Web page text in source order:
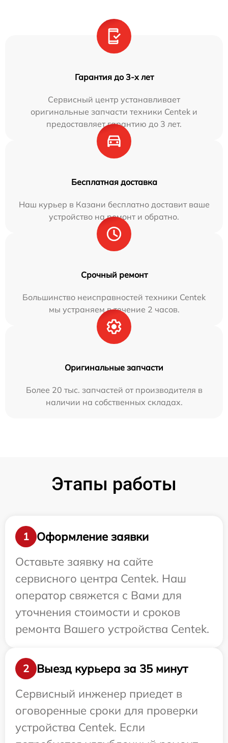
Гарантия до 3-х лет
Сервисный центр устанавливает
оригинальные запчасти техники Centek и
предоставляет гарантию до 3 лет.
Бесплатная доставка
Наш курьер в Казани бесплатно доставит ваше
устройство на ремонт и обратно.
Срочный ремонт
Большинство неисправностей техники Centek
мы устраняем в течение 2 часов.
Оригинальные запчасти
Более 20 тыс. запчастей от производителя в
наличии на собственных складах.
Этапы работы
1
Оформление заявки
Оставьте заявку на сайте
сервисного центра Centek. Наш
оператор свяжется с Вами для
уточнения стоимости и сроков
ремонта Вашего устройства Centek.
2
Выезд курьера за 35 минут
Сервисный инженер приедет в
оговоренные сроки для проверки
устройства Centek. Если